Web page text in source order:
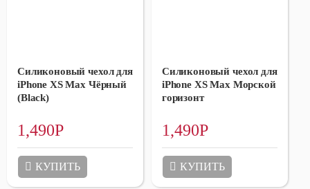
Силиконовый чехол для
iPhone XS Max Чёрный
(Black)
1,490Р
КУПИТЬ
Силиконовый чехол для
iPhone XS Max Морской
горизонт
1,490Р
КУПИТЬ